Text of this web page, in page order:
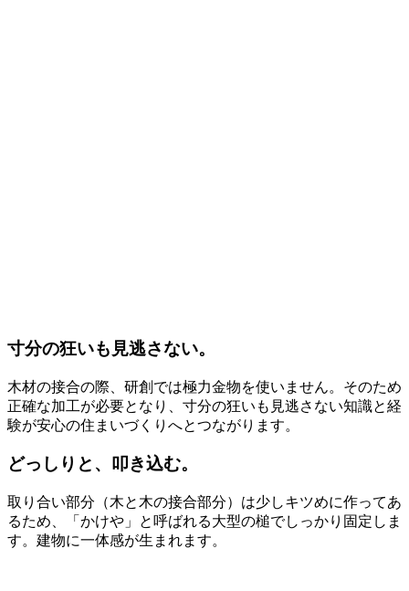
寸分の狂いも見逃さない。
木材の接合の際、研創では極力金物を使いません。そのため
正確な加工が必要となり、寸分の狂いも見逃さない知識と経
験が安心の住まいづくりへとつながります。
どっしりと、叩き込む。
取り合い部分（木と木の接合部分）は少しキツめに作ってあ
るため、「かけや」と呼ばれる大型の槌でしっかり固定しま
す。建物に一体感が生まれます。